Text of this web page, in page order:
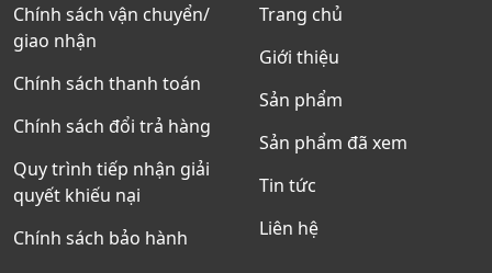
Chính sách vận chuyển/
giao nhận
Chính sách thanh toán
Chính sách đổi trả hàng
Quy trình tiếp nhận giải
quyết khiếu nại
Chính sách bảo hành
Trang chủ
Giới thiệu
Sản phẩm
Sản phẩm đã xem
Tin tức
Liên hệ